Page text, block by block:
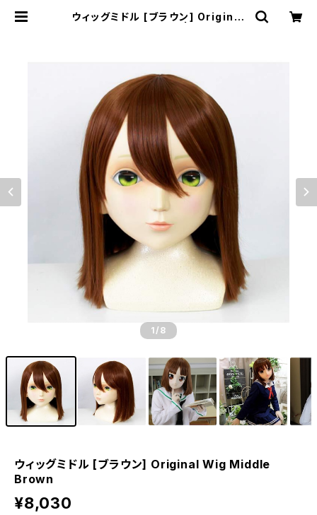
ウィッグミドル [ブラウン] Original
1 /8
ウィッグミドル [ブラウン] Original Wig Middle
Brown
¥8,030